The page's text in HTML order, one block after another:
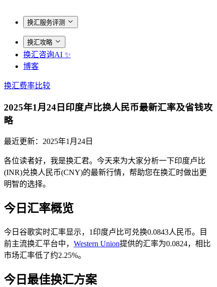
换汇服务评测
换汇攻略
换汇咨询AI ✨
博客
换汇费率比较
2025年1月24日印度卢比换人民币最新汇率及省钱攻
略
最近更新： 2025年1月24日
各位读者好，我是换汇君。今天来为大家分析一下印度卢比
(INR)兑换人民币(CNY)的最新行情，帮助您在换汇时做出更
明智的选择。
今日汇率概览
今日谷歌实时汇率显示，1印度卢比可兑换0.0843人民币。目
前主流换汇平台中， Western Union提供的汇率为0.0824，相比
市场汇率低了约2.25%。
今日最佳换汇方案